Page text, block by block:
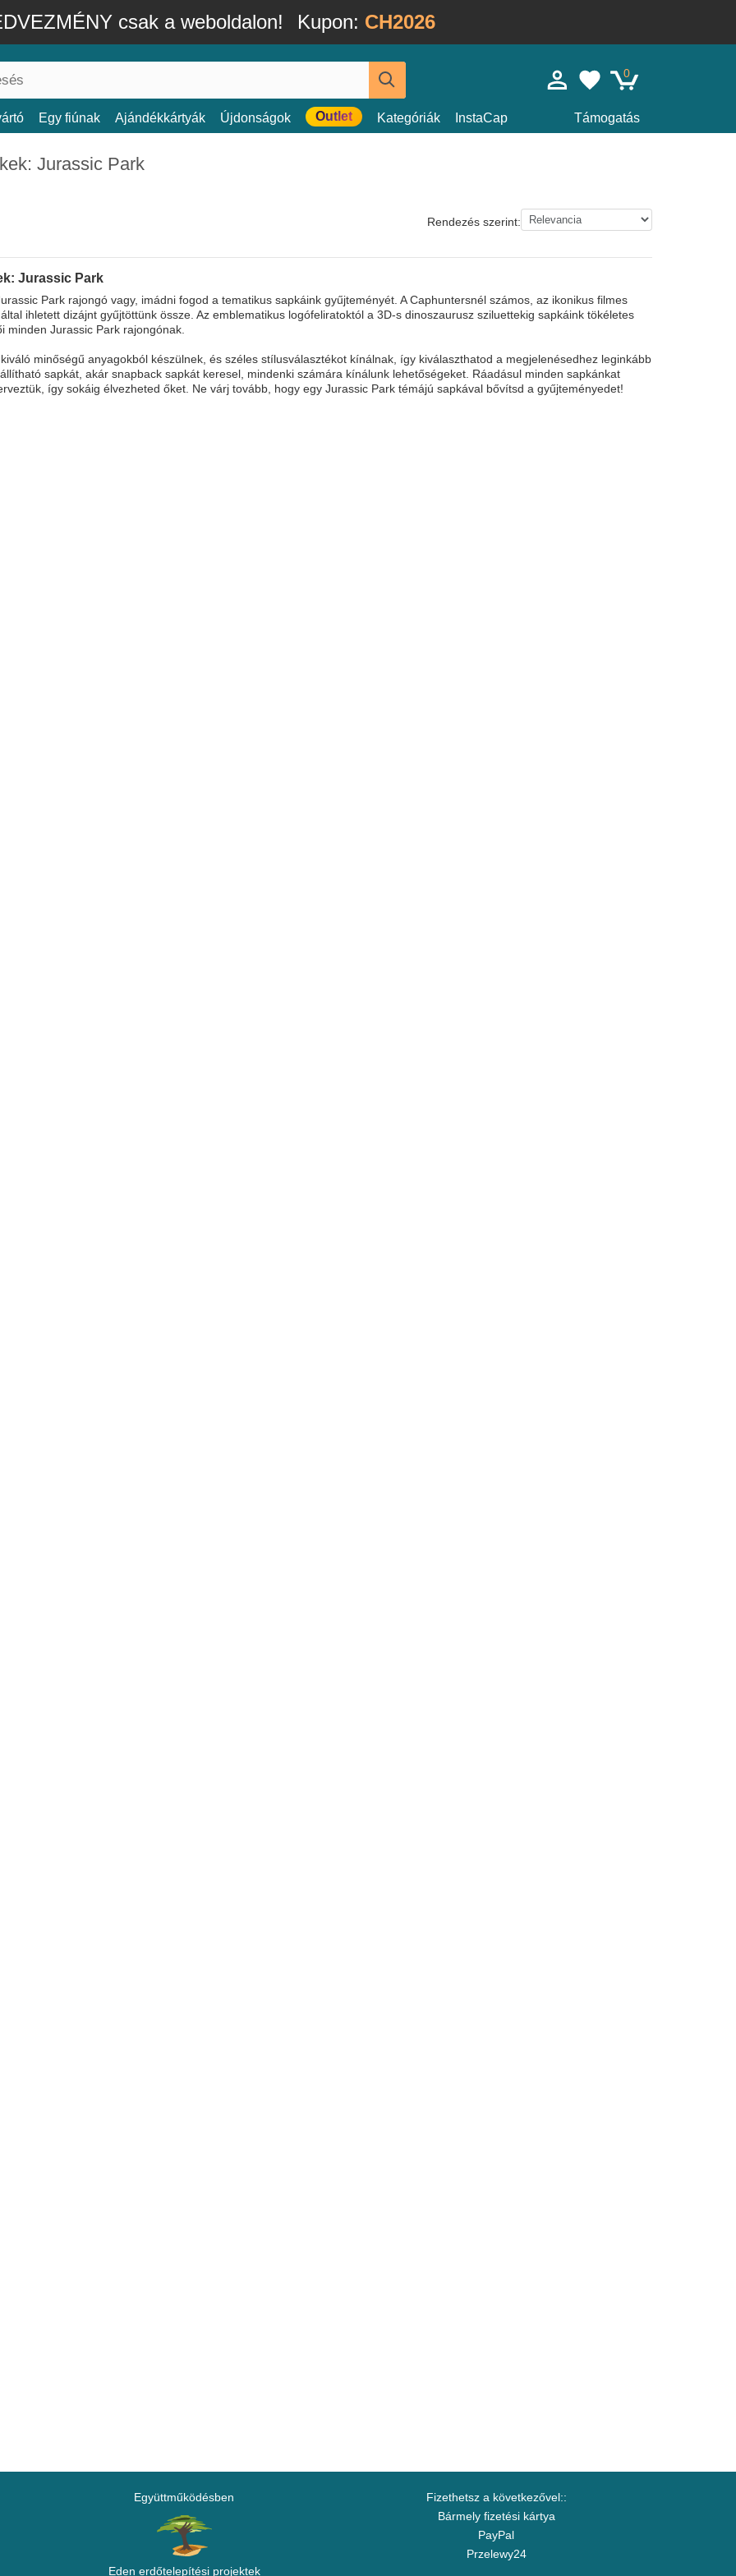
csak a weboldalon! Kupon: CH2026
0
Egy fiúnak Ajándékkártyák Újdonságok Outlet Kategóriák InstaCap Támogatás
Jurassic Park
Rendezés szerint:
Jurassic Park
Park rajongó vagy, imádni fogod a tematikus sapkáink gyűjteményét. A Caphuntersnél számos, az ikonikus filmes
ihletett dizájnt gyűjtöttünk össze. Az emblematikus logófeliratoktól a 3D-s dinoszaurusz sziluettekig sapkáink tökéletes
minden Jurassic Park rajongónak.
minőségű anyagokból készülnek, és széles stílusválasztékot kínálnak, így kiválaszthatod a megjelenésedhez leginkább
sapkát, akár snapback sapkát keresel, mindenki számára kínálunk lehetőségeket. Ráadásul minden sapkánkat
így sokáig élvezheted őket. Ne várj tovább, hogy egy Jurassic Park témájú sapkával bővítsd a gyűjteményedet!
Együttműködésben
Eden erdőtelepítési projektek
Fizethetsz a következővel::
Bármely fizetési kártya
PayPal
Przelewy24